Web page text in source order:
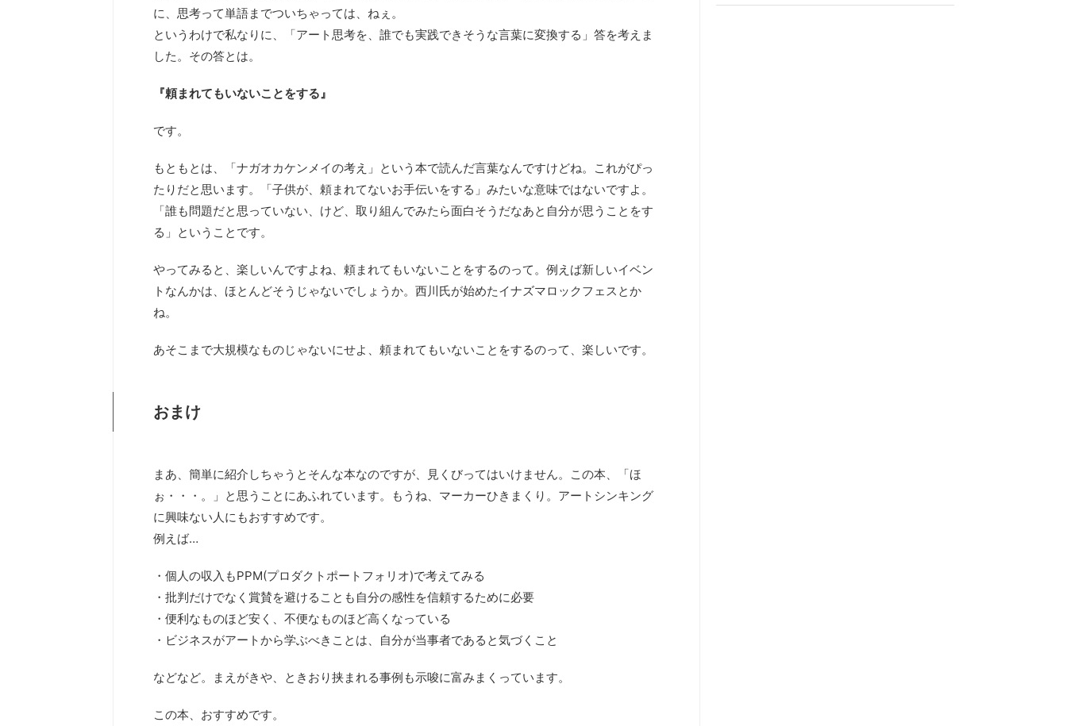
に、思考って単語までついちゃっては、ねぇ。
というわけで私なりに、「アート思考を、誰でも実践できそうな言葉に変換する」答を考えま
した。その答とは。
『頼まれてもいないことをする』
です。
もともとは、「ナガオカケンメイの考え」という本で読んだ言葉なんですけどね。これがぴっ
たりだと思います。「子供が、頼まれてないお手伝いをする」みたいな意味ではないですよ。
「誰も問題だと思っていない、けど、取り組んでみたら面白そうだなあと自分が思うことをす
る」ということです。
やってみると、楽しいんですよね、頼まれてもいないことをするのって。例えば新しいイベン
トなんかは、ほとんどそうじゃないでしょうか。西川氏が始めたイナズマロックフェスとか
ね。
あそこまで大規模なものじゃないにせよ、頼まれてもいないことをするのって、楽しいです。
おまけ
まあ、簡単に紹介しちゃうとそんな本なのですが、見くびってはいけません。この本、「ほ
ぉ・・・。」と思うことにあふれています。もうね、マーカーひきまくり。アートシンキング
に興味ない人にもおすすめです。
例えば…
・個人の収入もPPM(プロダクトポートフォリオ)で考えてみる
・批判だけでなく賞賛を避けることも自分の感性を信頼するために必要
・便利なものほど安く、不便なものほど高くなっている
・ビジネスがアートから学ぶべきことは、自分が当事者であると気づくこと
などなど。まえがきや、ときおり挟まれる事例も示唆に富みまくっています。
この本、おすすめです。